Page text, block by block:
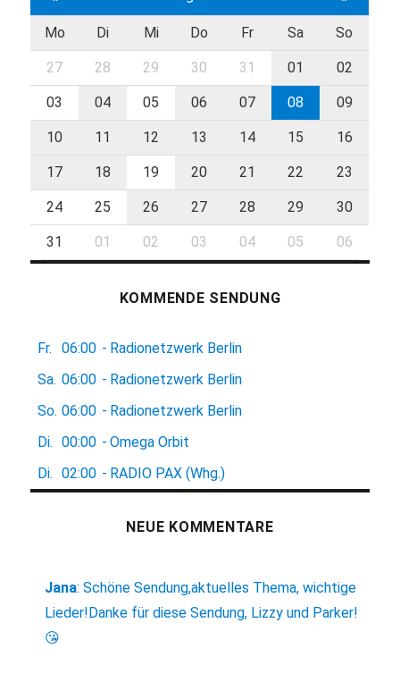
Mo Di Mi Do Fr Sa So
27 28 29 30 31 01 02
03 04 05 06 07 08 09
10 11 12 13 14 15 16
17 18 19 20 21 22 23
24 25 26 27 28 29 30
31 01 02 03 04 05 06
KOMMENDE SENDUNG
Fr. 06:00 - Radionetzwerk Berlin
Sa. 06:00 - Radionetzwerk Berlin
So. 06:00 - Radionetzwerk Berlin
Di.
00:00 - Omega Orbit
Di.
02:00 - RADIO PAX (Whg.)
NEUE KOMMENTARE
Jana:Schöne Sendung,aktuelles Thema, wichtige
Lieder!Danke für diese Sendung, Lizzy und Parker!
😘